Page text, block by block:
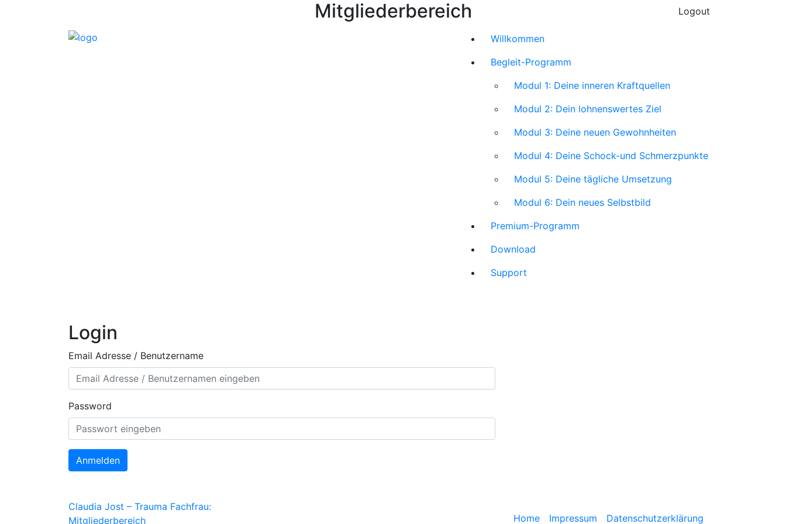
Mitgliederbereich Logout
Willkommen
Begleit-Programm
Modul 1: Deine inneren Kraftquellen
Modul 2: Dein lohnenswertes Ziel
Modul 3: Deine neuen Gewohnheiten
Modul 4: Deine Schock-und Schmerzpunkte
Modul 5: Deine tägliche Umsetzung
Modul 6: Dein neues Selbstbild
Premium-Programm
Download
Support
Login
Email Adresse / Benutzername
Password
Anmelden
Claudia Jost – Trauma Fachfrau:
Mitgliederbereich
Home Impressum Datenschutzerklärung